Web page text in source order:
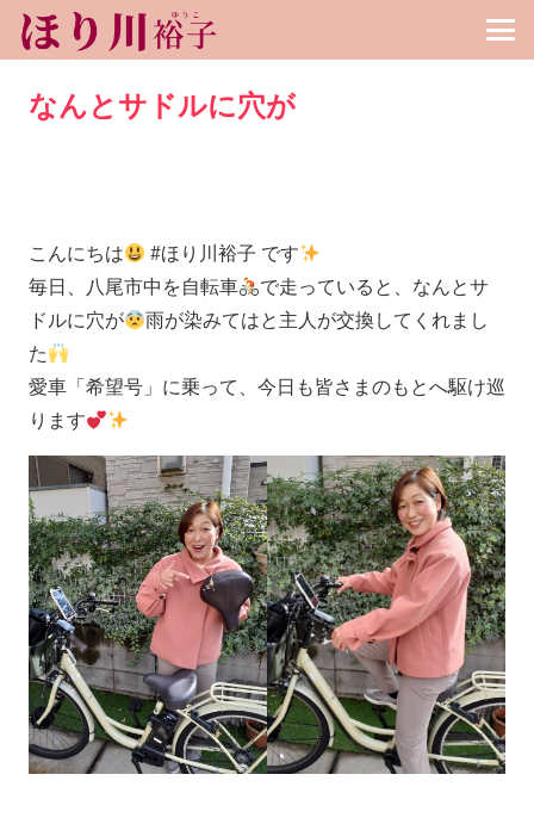
なんとサドルに穴が
こんにちは
#ほり川裕子 です
毎日、八尾市中を自転車
で走っていると、なんとサ
ドルに穴が
雨が染みてはと主人が交換してくれまし
た
愛車「希望号」に乗って、今日も皆さまのもとへ駆け巡
ります